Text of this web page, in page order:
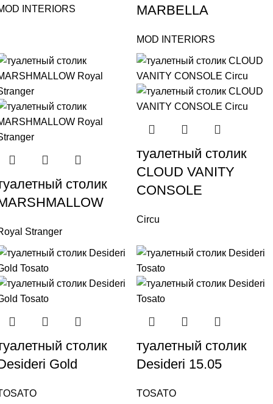
INTERIORS
MARBELLA
MOD INTERIORS
столик
Stranger
туалетный столик
CLOUD VANITY
CONSOLE
Circu
столик
Gold
туалетный столик
Desideri 15.05
TOSATO